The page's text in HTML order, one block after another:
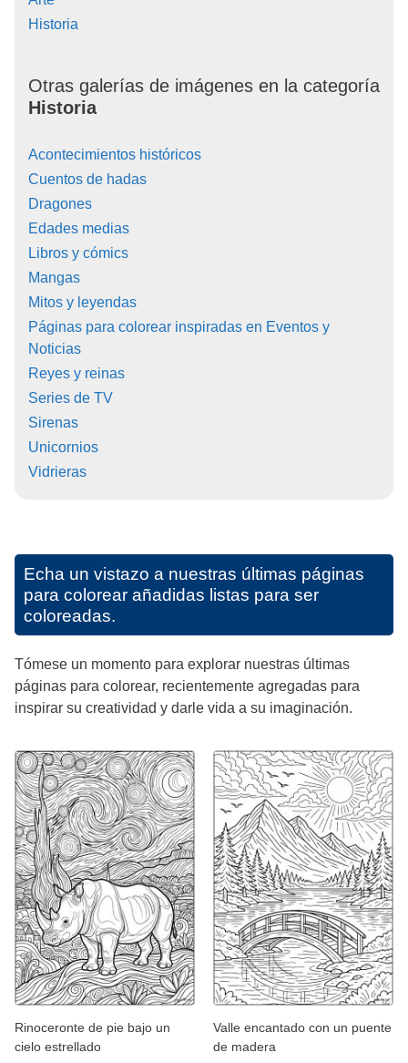
Historia
Otras galerías de imágenes en la categoría
Historia
Acontecimientos históricos
Cuentos de hadas
Dragones
Edades medias
Libros y cómics
Mangas
Mitos y leyendas
Páginas para colorear inspiradas en Eventos y
Noticias
Reyes y reinas
Series de TV
Sirenas
Unicornios
Vidrieras
Echa un vistazo a nuestras últimas páginas
para colorear añadidas listas para ser
coloreadas.
Tómese un momento para explorar nuestras últimas
páginas para colorear, recientemente agregadas para
inspirar su creatividad y darle vida a su imaginación.
Rinoceronte de pie bajo un
cielo estrellado
Valle encantado con un puente
de madera